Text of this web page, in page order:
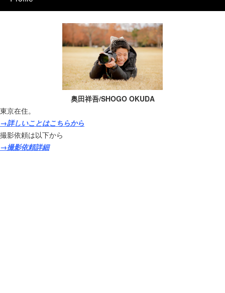
奥田祥吾/SHOGO OKUDA
東京在住。
→詳しいことはこちらから
撮影依頼は以下から
→撮影依頼詳細